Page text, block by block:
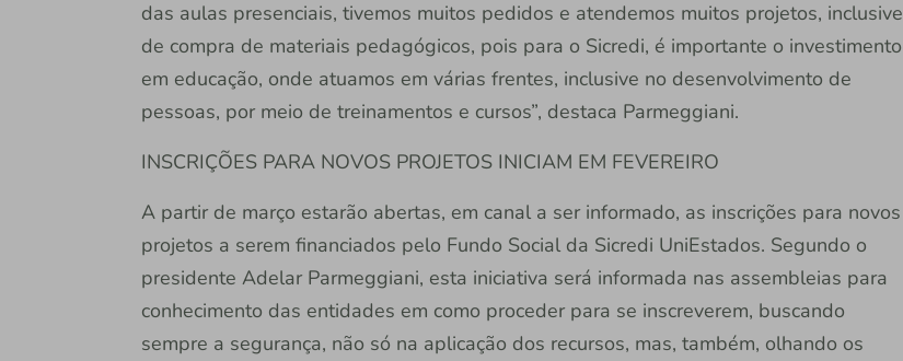
das aulas presenciais, tivemos muitos pedidos e atendemos muitos projetos, inclusive
de compra de materiais pedagógicos, pois para o Sicredi, é importante o investimento
em educação, onde atuamos em várias frentes, inclusive no desenvolvimento de
pessoas, por meio de treinamentos e cursos”, destaca Parmeggiani.
INSCRIÇÕES PARA NOVOS PROJETOS INICIAM EM FEVEREIRO
A partir de março estarão abertas, em canal a ser informado, as inscrições para novos
projetos a serem financiados pelo Fundo Social da Sicredi UniEstados. Segundo o
presidente Adelar Parmeggiani, esta iniciativa será informada nas assembleias para
conhecimento das entidades em como proceder para se inscreverem, buscando
sempre a segurança, não só na aplicação dos recursos, mas, também, olhando os